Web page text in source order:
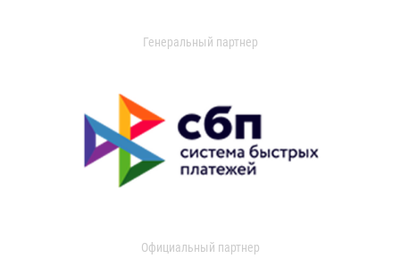
Генеральный партнер
Официальный партнер